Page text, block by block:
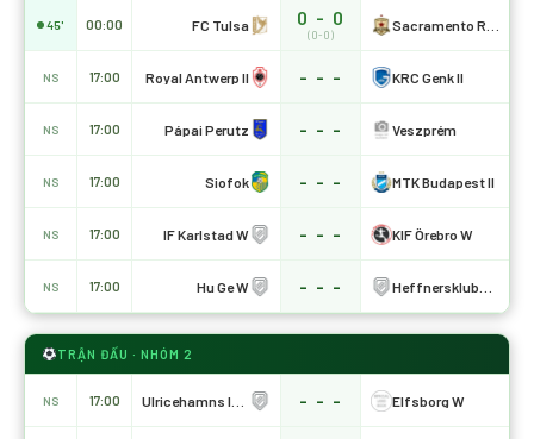
45' 00:00 FC Tulsa 0 - 0
(0-0)
NS 17:00 Royal Antwerp II - - - KRC Genk II
NS 17:00 Pápai Perutz - - - Veszprém
NS 17:00 Siofok - - - MTK Budapest II
NS 17:00 IF Karlstad W - - - KIF Örebro W
NS 17:00 Hu Ge W - - -
TRẬN ĐẤU · NHÓM 2
NS 17:00 - - - Elfsborg W